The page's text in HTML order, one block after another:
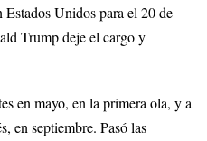
Unidos para el 20 de
Trump deje el cargo y
en mayo, en la primera ola, y a
en septiembre. Pasó las